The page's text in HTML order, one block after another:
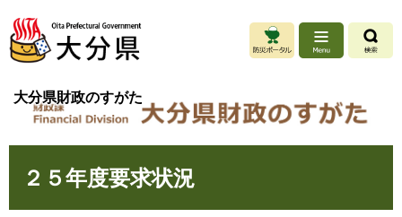
ジ
ュ
大分県財政のすがた
２５年度要求状況